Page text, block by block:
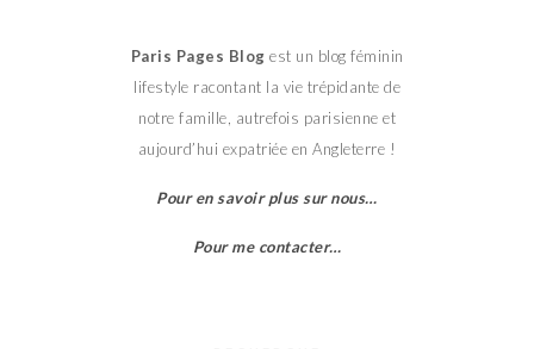
Paris Pages Blog est un blog féminin
lifestyle racontant la vie trépidante de
notre famille, autrefois parisienne et
aujourd’hui expatriée en Angleterre !
Pour en savoir plus sur nous…
Pour me contacter…